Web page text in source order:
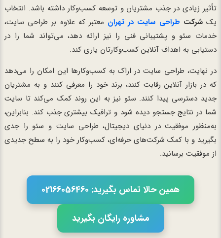
تأثیر زیادی در جذب مشتریان و توسعه کسب‌وکار داشته باشد. انتخاب
یکشرکت طراحی سایت در تهران معتبر که علاوه بر طراحی سایت،
خدمات سئو و پشتیبانی فنی را نیز ارائه دهد، می‌تواند شما را در
دستیابی به اهداف آنلاین کسب‌وکارتان یاری کند.
در نهایت، طراحی سایت در اراک به کسب‌وکارها این امکان را می‌دهد
که در بازار آنلاین رقابت کنند، برند خود را معرفی کنند و به مشتریان
جدید دسترسی پیدا کنند. سئو نیز به این روند کمک می‌کند تا سایت
شما در نتایج جستجو دیده شود و ترافیک بیشتری جذب کند. بنابراین،
به‌منظور موفقیت در دنیای دیجیتال، طراحی سایت و سئو را جدی
بگیرید و با کمک شرکت‌های حرفه‌ای، کسب‌وکار خود را به سطح جدیدی
از موفقیت برسانید.
همین حالا تماس بگیرید: 02166056460
مشاوره رایگان بگیرید